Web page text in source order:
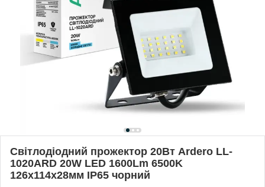
Світлодіодний прожектор 20Вт Ardero LL-
1020ARD 20W LED 1600Lm 6500K
126x114x28мм IP65 чорний